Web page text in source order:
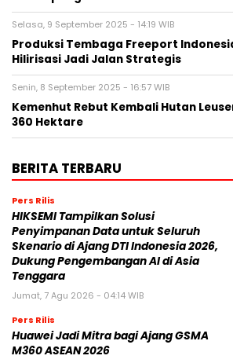
Selasa, 9 September 2025 - 14:19 WIB
Produksi Tembaga Freeport
Hilirisasi Jadi Jalan Strategis
Senin, 8 September 2025 - 16:57 WIB
Kemenhut Rebut Kembali Hutan
360 Hektare
BERITA TERBARU
Pers Rilis
HIKSEMI Tampilkan Solusi
Penyimpanan Data untuk Seluruh
Skenario di Ajang DTI Indonesia 2026,
Dukung Pengembangan AI di Asia
Tenggara
Jumat, 7 Agu 2026 - 04:14 WIB
Pers Rilis
Huawei Jadi Mitra bagi Ajang GSMA
M360 ASEAN 2026